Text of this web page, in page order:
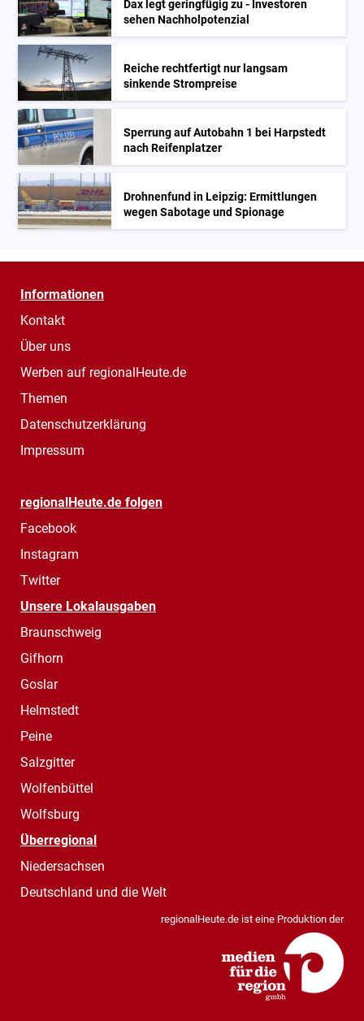
Dax legt geringfügig zu - Investoren
sehen Nachholpotenzial
Reiche rechtfertigt nur langsam
sinkende Strompreise
Sperrung auf Autobahn 1 bei Harpstedt
nach Reifenplatzer
Drohnenfund in Leipzig: Ermittlungen
wegen Sabotage und Spionage
Informationen
Kontakt
Über uns
Werben auf regionalHeute.de
Themen
Datenschutzerklärung
Impressum
regionalHeute.de folgen
Facebook
Instagram
Twitter
Unsere Lokalausgaben
Braunschweig
Gifhorn
Goslar
Helmstedt
Peine
Salzgitter
Wolfenbüttel
Wolfsburg
Überregional
Niedersachsen
Deutschland und die Welt
regionalHeute.de ist eine Produktion der